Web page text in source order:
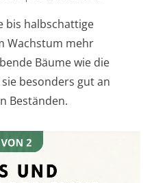
bis halbschattige
Wachstum mehr
Bäume wie die
besonders gut an
Beständen.